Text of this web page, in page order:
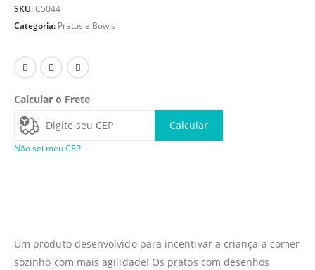
SKU:C5044
Categoria: Pratos e Bowls
Calcular o Frete
Calcular
Não sei meu CEP
Um produto desenvolvido para incentivar a criança a comer
sozinho com mais agilidade! Os pratos com desenhos